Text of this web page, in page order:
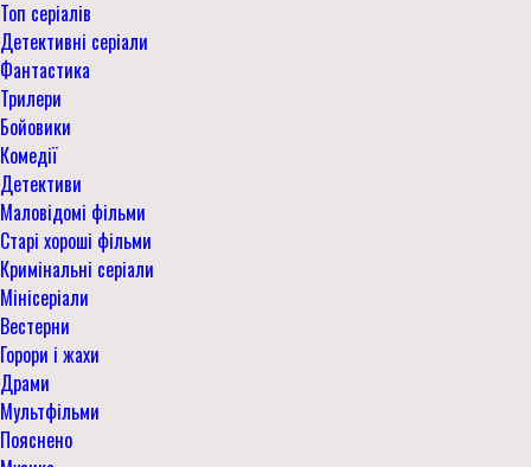
Топ серіалів
Детективні серіали
Фантастика
Трилери
Бойовики
Комедії
Детективи
Маловідомі фільми
Старі хороші фільми
Кримінальні серіали
Мінісеріали
Вестерни
Горори і жахи
Драми
Мультфільми
Пояснено